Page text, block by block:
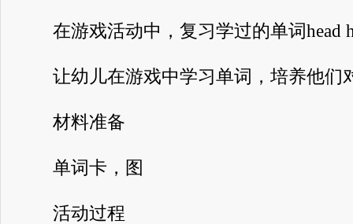
在游戏活动中，复习学过的单词head
让幼儿在游戏中学习单词，培养他们
材料准备
单词卡，图
活动过程